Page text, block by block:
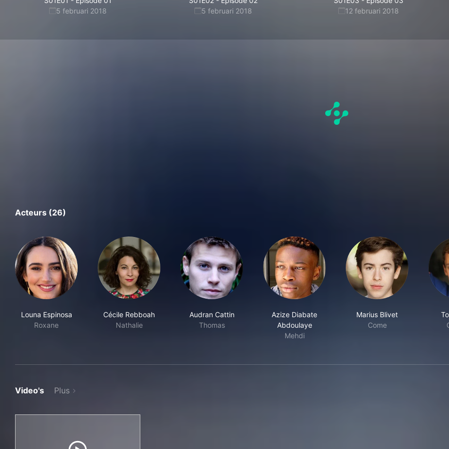
5 februari 2018
5 februari 2018
12 februari 2018
Acteurs (26)
Louna Espinosa
Roxane
Cécile Rebboah
Nathalie
Audran Cattin
Thomas
Azize Diabate
Abdoulaye
Mehdi
Marius Blivet
Come
Video's Plus